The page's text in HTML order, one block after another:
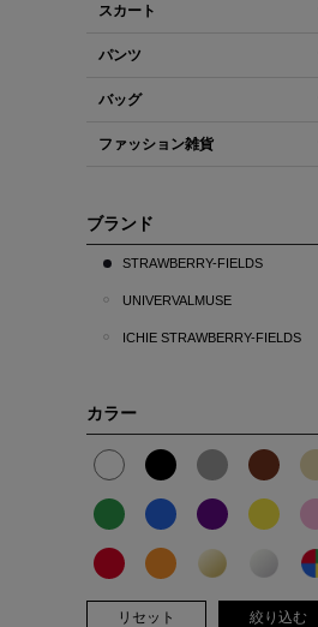
スカート
パンツ
バッグ
ファッション雑貨
ブランド
STRAWBERRY-FIELDS
UNIVERVALMUSE
ICHIE STRAWBERRY-FIELDS
カラー
リセット 絞り込む